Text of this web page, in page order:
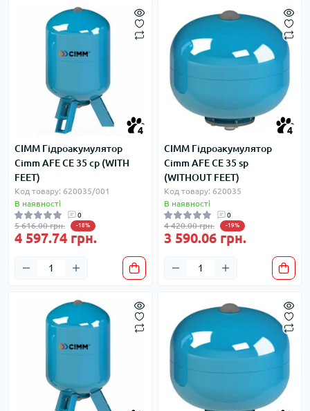
4
CIMM Гідроакумулятор
Cimm AFE CE 35 cp (WITH
FEET)
Код товару: 620035/001
В наявності
0
5 616.00 грн. -18%
4 597.74 грн.
4
CIMM Гідроакумулятор
Cimm AFE CE 35 sp
(WITHOUT FEET)
Код товару: 620035
В наявності
0
4 420.00 грн. -19%
3 590.06 грн.